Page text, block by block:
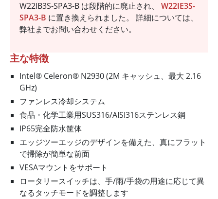
W22IB3S-SPA3-B は段階的に廃止され、 W22IE3S-
SPA3-B に置き換えられました。 詳細については、
弊社までお問い合わせください。
主な特徴
Intel® Celeron® N2930 (2M キャッシュ、最大 2.16
GHz)
ファンレス冷却システム
食品・化学工業用SUS316/AISI316ステンレス鋼
IP65完全防水筐体
エッジツーエッジのデザインを備えた、真にフラット
で掃除が簡単な前面
VESAマウントをサポート
ロータリースイッチは、手/雨/手袋の用途に応じて異
なるタッチモードを調整します